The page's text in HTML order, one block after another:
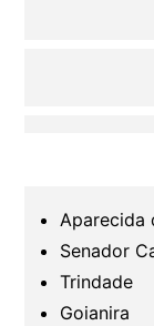
Aparecida
Senador
Trindade
Goianira